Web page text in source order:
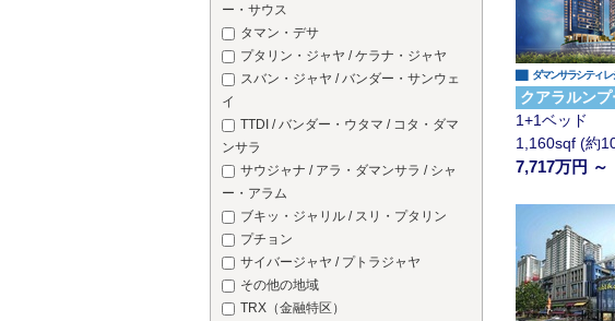
ー・サウス
タマン・デサ
プタリン・ジャヤ / ケラナ・ジャヤ
スバン・ジャヤ / バンダー・サンウェ
イ
TTDI / バンダー・ウタマ / コタ・ダマ
ンサラ
サウジャナ / アラ・ダマンサラ / シャ
ー・アラム
ブキッ・ジャリル / スリ・プタリン
プチョン
サイバージャヤ / プトラジャヤ
その他の地域
TRX（金融特区）
▇ ダマンサラシティ レ
クアラルン
1+1ベッド
1,160sqf (約
7,717万円 ～